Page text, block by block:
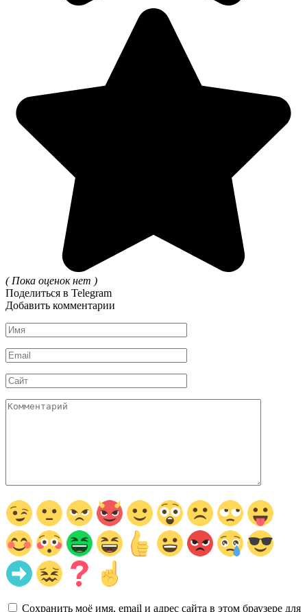
( Пока оценок нет )
Поделиться в Telegram
Добавить комментарии
Имя
*
Email
*
Сайт
Комментарий
Сохранить моё имя, email и адрес сайта в этом браузере для